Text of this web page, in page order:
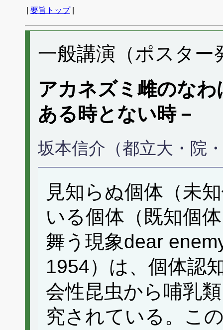
要旨トップ|
一般講演（ポスター
アカネズミ雌のな
ある時とない時－
坂本信介（都立大・院
見知らぬ個体（未
いる個体（既知個
舞う現象dear
1954）は、個体認
会性昆虫から哺乳
究されている。こ